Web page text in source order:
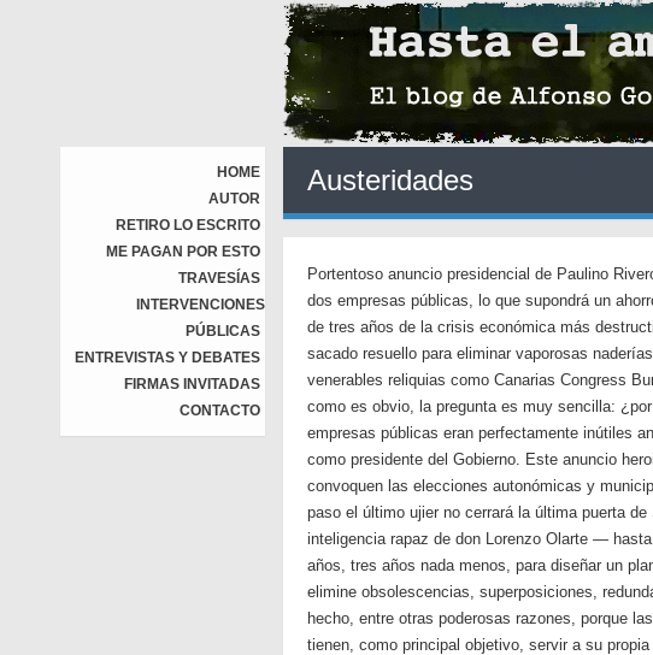
HOME
AUTOR
RETIRO LO ESCRITO
ME PAGAN POR ESTO
TRAVESÍAS
INTERVENCIONES
PÚBLICAS
ENTREVISTAS Y DEBATES
FIRMAS INVITADAS
CONTACTO
Austeridades
Portentoso anuncio presidencial de Paulino
dos empresas públicas, lo que supondrá un
de tres años de la crisis económica más
sacado resuello para eliminar vaporosas
venerables reliquias como Canarias Congress
como es obvio, la pregunta es muy sencilla:
empresas públicas eran perfectamente inútiles
como presidente del Gobierno. Este anuncio
convoquen las elecciones autonómicas y
paso el último ujier no cerrará la última puerta
inteligencia rapaz de don Lorenzo Olarte —
años, tres años nada menos, para diseñar un
elimine obsolescencias, superposiciones,
hecho, entre otras poderosas razones, porque
tienen, como principal objetivo, servir a su